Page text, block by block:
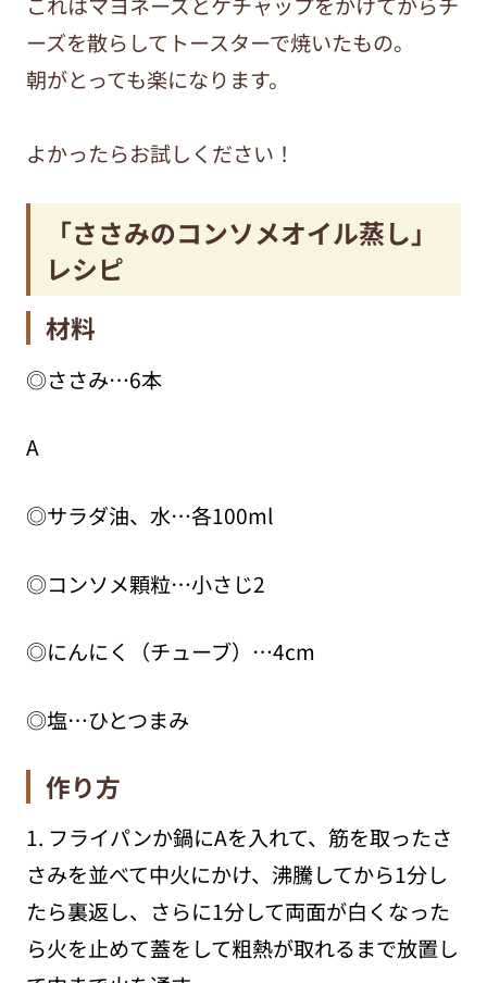
ーズを散らしてトースターで焼いたもの。
朝がとっても楽になります。
よかったらお試しください！
「ささみのコンソメオイル蒸し」
レシピ
材料
◎ささみ…6本
A
◎サラダ油、水…各100ml
◎コンソメ顆粒…小さじ2
◎にんにく（チューブ）…4cm
◎塩…ひとつまみ
作り方
1. フライパンか鍋にAを入れて、筋を取ったさ
さみを並べて中火にかけ、沸騰してから1分し
たら裏返し、さらに1分して両面が白くなった
ら火を止めて蓋をして粗熱が取れるまで放置し